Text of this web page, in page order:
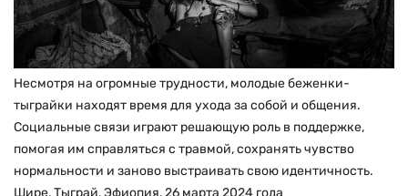
Несмотря на огромные трудности, молодые беженки-
тыграйки находят время для ухода за собой и общения.
Социальные связи играют решающую роль в поддержке,
помогая им справляться с травмой, сохранять чувство
нормальности и заново выстраивать свою идентичность.